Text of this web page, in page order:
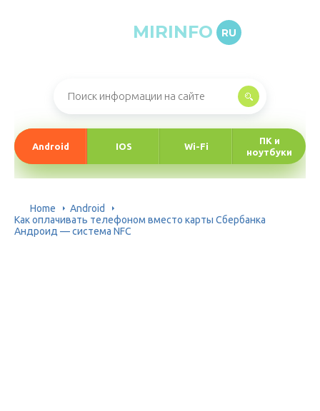
MIRINFO RU
Android IOS Wi-Fi
ПК и
ноутбуки
Home
Android
Как оплачивать телефоном вместо карты Сбербанка
Андроид — система NFC